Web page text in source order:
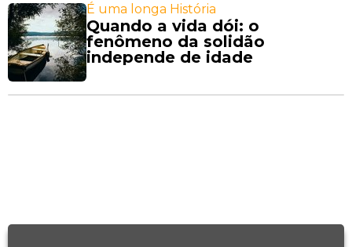
É uma longa História
Quando a vida dói: o
fenômeno da solidão
independe de idade